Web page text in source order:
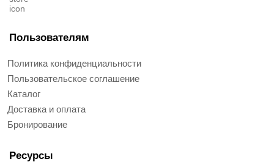
Пользователям
Политика конфиденциальности
Пользовательское соглашение
Каталог
Доставка и оплата
Бронирование
Ресурсы